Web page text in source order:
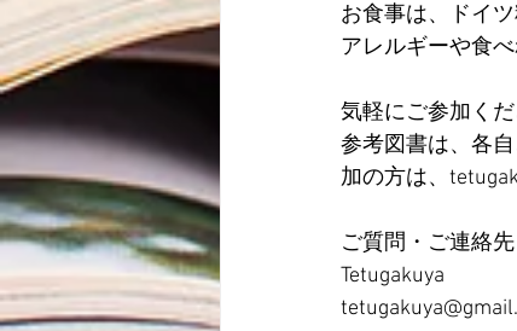
お食事は、ドイ
アレルギーや食
気軽にご参加くだ
参考図書は、各
加の方は、
ご質問・ご連絡先
Tetugakuya